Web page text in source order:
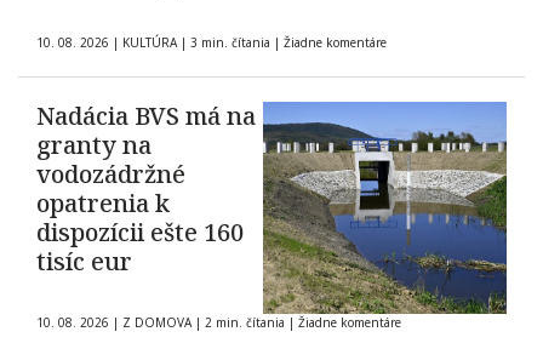
10. 08. 2026 | KULTÚRA | 3 min. čítania | Žiadne komentáre
Nadácia BVS má na
granty na
vodozádržné
opatrenia k
dispozícii ešte 160
tisíc eur
10. 08. 2026 | Z DOMOVA | 2 min. čítania | Žiadne komentáre